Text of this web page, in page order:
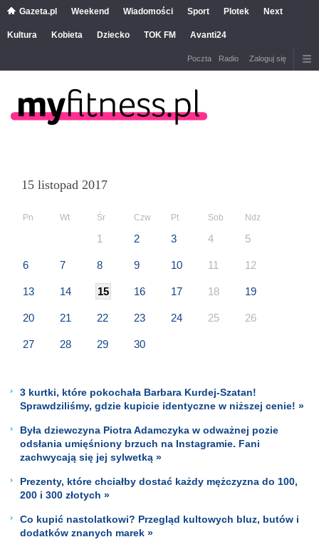
Gazeta.pl Weekend Wiadomości Sport Plotek Next
Kultura Kobieta Dziecko TOK FM Avanti24
Poczta Radio Zaloguj się
15 listopad 2017
Pn Wt Śr Czw Pt Sob Ndz
1 2 3 4 5
6 7 8 9 10 11 12
13 14 15 16 17 18 19
20 21 22 23 24 25 26
27 28 29 30
3 kurtki, które pokochała Barbara Kurdej-Szatan!
Sprawdziliśmy, gdzie kupicie identyczne w niższej cenie! »
Była dziewczyna Piotra Adamczyka w odważnej pozie
odsłania umięśniony brzuch na Instagramie. Fani
zachwycają się jej sylwetką »
Prezenty, które chciałby dostać każdy mężczyzna do 100,
200 i 300 złotych »
Co kupić nastolatkowi? Przegląd kultowych bluz, butów i
dodatków znanych marek »